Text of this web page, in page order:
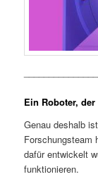
Ein Roboter,
Genau deshalb
Forschungsteam
dafür entwickelt
funktionieren.